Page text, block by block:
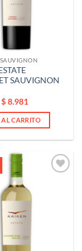
SAUVIGNON
El
precio
12.829.
$8.981
CARRITO